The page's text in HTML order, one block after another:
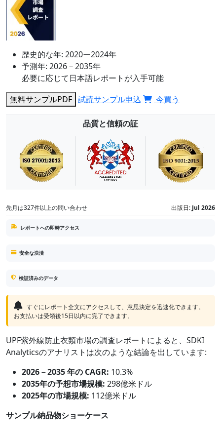
歴史的な年: 2020ー2024年
予測年: 2026－2035年
必要に応じて日本語レポートが入手可能
無料サンプルPDF 試読サンプル申込 今買う
品質と信頼の証
先月は327件以上の問い合わせ 出版日: Jul 2026
レポートへの即時アクセス
安全な決済
検証済みのデータ
すぐにレポート全文にアクセスして、意思決定を迅速化できます。
お支払いは受領後15日以内に完了できます。
UPF紫外線防止衣類市場の調査レポートによると、SDKI
Analyticsのアナリストは次のような結論を出しています:
2026－2035 年の CAGR: 10.3%
2035年の予想市場規模: 298億米ドル
2025年の市場規模: 112億米ドル
サンプル納品物ショーケース